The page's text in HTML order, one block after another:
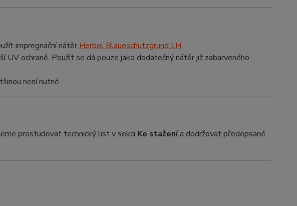
impregnační nátěr Herbol Bläueschutzgrund LH
ochraně. Použít se dá pouze jako dodatečný nátěr již zabarveného
není nutné
prostudovat technický list v sekci Ke staženía dodržovat předepsané